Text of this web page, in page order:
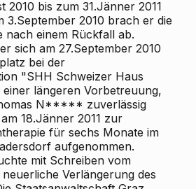
2010 bis zum 31.Jänner 2011
3.September 2010 brach er die
nach einem Rückfall ab.
sich am 27.September 2010
bei der
"SHH Schweizer Haus
längeren Vorbetreuung,
N***** zuverlässig
18.Jänner 2011 zur
für sechs Monate im
aufgenommen.
mit Schreiben vom
Verlängerung des